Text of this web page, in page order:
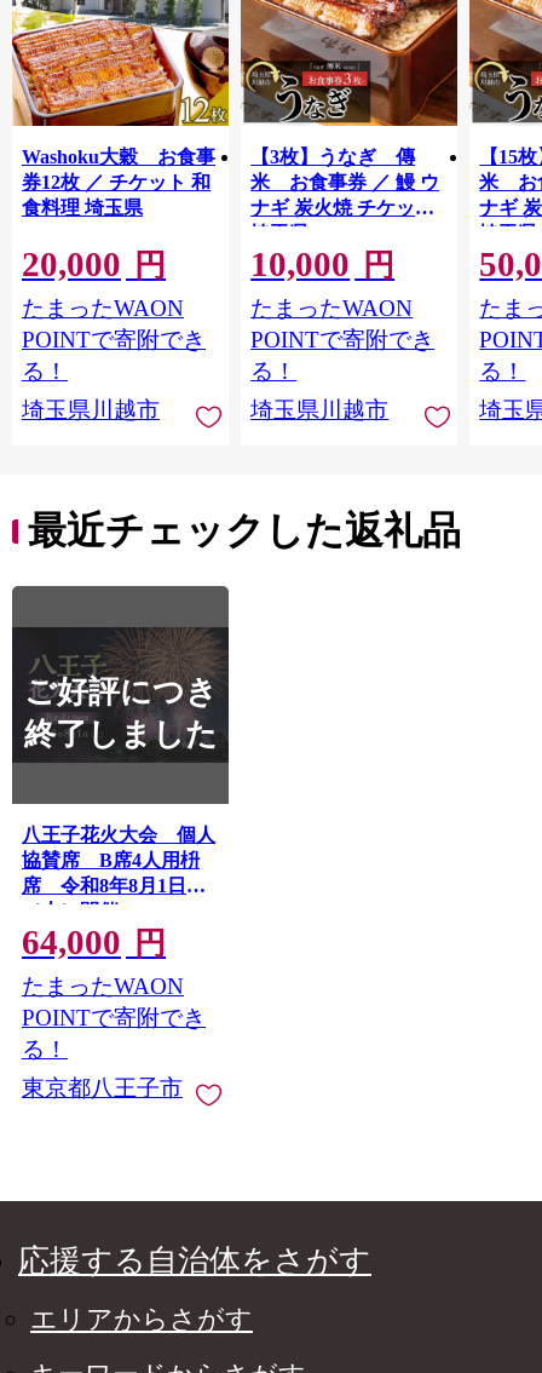
Washoku大穀 お食事
券12枚 ／ チケット 和
食料理 埼玉県
20,000 円
たまったWAON
POINTで寄附でき
る！
埼玉県川越市
【3枚】うなぎ 傳
米 お食事券 ／ 鰻 ウ
ナギ 炭火焼 チケット
埼玉県
10,000 円
たまったWAON
POINTで寄附でき
る！
埼玉県川越市
【15
米 お
ナギ
埼玉県
たま
る！
埼玉
最近チェックした返礼品
ご好評につき
終了しました
八王子花火大会 個人
協賛席 B席4人用枡
席 令和8年8月1日
（土）開催
64,000 円
たまったWAON
POINTで寄附でき
る！
東京都八王子市
応援する自治体をさがす
エリアからさがす